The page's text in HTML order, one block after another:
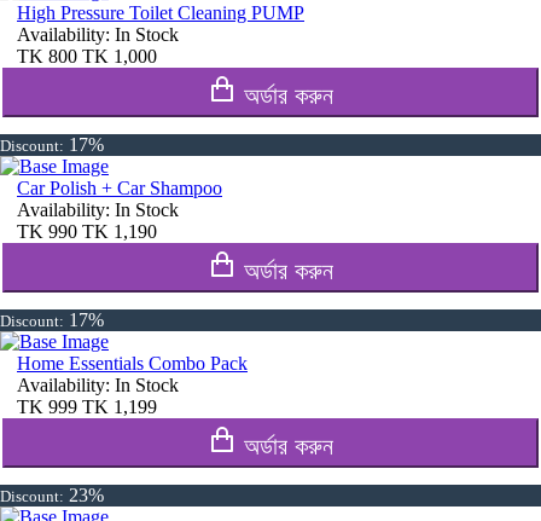
High Pressure Toilet Cleaning PUMP
Availability: In Stock
TK 800 TK 1,000
অর্ডার করুন
Discount: 17%
Car Polish + Car Shampoo
Availability: In Stock
TK 990 TK 1,190
অর্ডার করুন
Discount: 17%
Home Essentials Combo Pack
Availability: In Stock
TK 999 TK 1,199
অর্ডার করুন
Discount: 23%